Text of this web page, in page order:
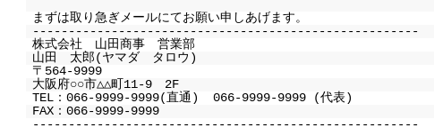
まずは取り急ぎメールにてお願い申しあげます。
------------------------------------------------------
株式会社 山田商事 営業部
山田 太郎(ヤマダ タロウ)
〒564-9999
大阪府○○市△△町11-9 2F
TEL：066-9999-9999(直通) 066-9999-9999 (代表)
FAX：066-9999-9999